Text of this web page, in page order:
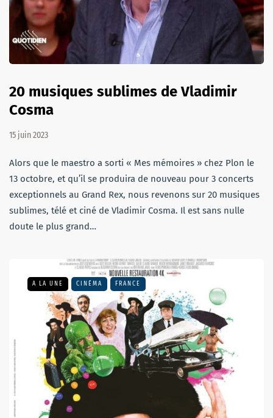
20 musiques sublimes de Vladimir
Cosma
15 juin 2023
Alors que le maestro a sorti « Mes mémoires » chez Plon le
13 octobre, et qu’il se produira de nouveau pour 3 concerts
exceptionnels au Grand Rex, nous revenons sur 20 musiques
sublimes, télé et ciné de Vladimir Cosma. Il est sans nulle
doute le plus grand…
A LA UNE CINÉMA FRANCE